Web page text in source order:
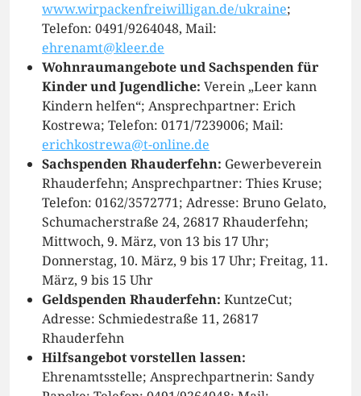
www.wirpackenfreiwilligan.de/ukraine;
Telefon: 0491/9264048, Mail:
ehrenamt@kleer.de
Wohnraumangebote und Sachspenden für
Kinder und Jugendliche: Verein „Leer kann
Kindern helfen“; Ansprechpartner: Erich
Kostrewa; Telefon: 0171/7239006; Mail:
erichkostrewa@t-online.de
Sachspenden Rhauderfehn: Gewerbeverein
Rhauderfehn; Ansprechpartner: Thies Kruse;
Telefon: 0162/3572771; Adresse: Bruno Gelato,
Schumacherstraße 24, 26817 Rhauderfehn;
Mittwoch, 9. März, von 13 bis 17 Uhr;
Donnerstag, 10. März, 9 bis 17 Uhr; Freitag, 11.
März, 9 bis 15 Uhr
Geldspenden Rhauderfehn: KuntzeCut;
Adresse: Schmiedestraße 11, 26817
Rhauderfehn
Hilfsangebot vorstellen lassen:
Ehrenamtsstelle; Ansprechpartnerin: Sandy